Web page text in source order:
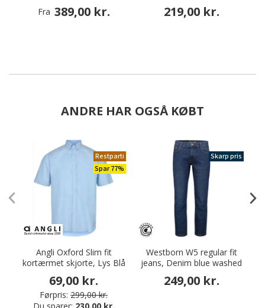
Fra 389,00 kr. 219,00 kr.
ANDRE HAR OGSÅ KØBT
Restparti
Spar 77%
Angli Oxford Slim fit
kortærmet skjorte, Lys Blå
69,00 kr.
Førpris: 299,00 kr.
Skarp pris
Westborn W5 regular fit
jeans, Denim blue washed
249,00 kr.